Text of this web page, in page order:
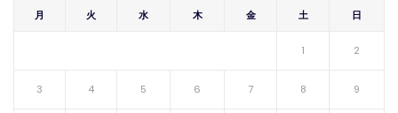
月 火 水 木 金 土 日
1 2
3 4 5 6 7 8 9